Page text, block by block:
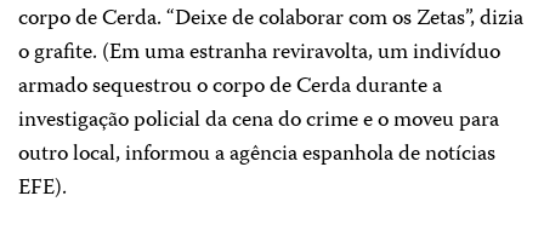
corpo de Cerda. “Deixe de colaborar com os Zetas”, dizia
o grafite. (Em uma estranha reviravolta, um indivíduo
armado sequestrou o corpo de Cerda durante a
investigação policial da cena do crime e o moveu para
outro local, informou a agência espanhola de notícias
EFE).